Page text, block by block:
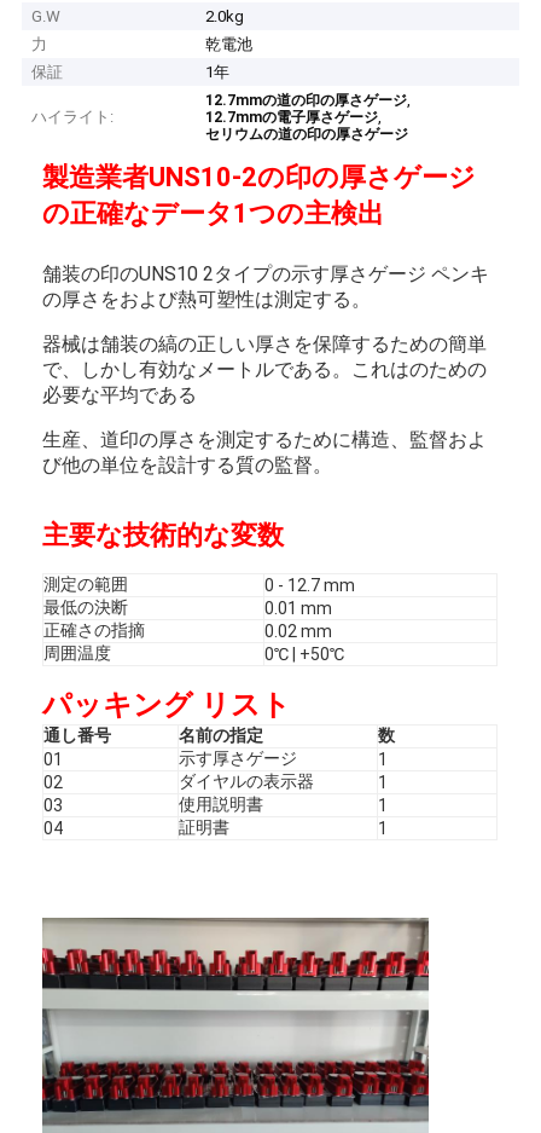
G.W
2.0kg
力
乾電池
保証
1年
ハイライト:
12.7mmの道の印の厚さゲージ,
12.7mmの電子厚さゲージ,
セリウムの道の印の厚さゲージ
製造業者UNS10-2の印の厚さゲージ
の正確なデータ1つの主検出
舗装の印のUNS10 2タイプの示す厚さゲージ ペンキ
の厚さをおよび熱可塑性は測定する。
器械は舗装の縞の正しい厚さを保障するための簡単
で、しかし有効なメートルである。これはのための
必要な平均である
生産、道印の厚さを測定するために構造、監督およ
び他の単位を設計する質の監督。
主要な技術的な変数
測定の範囲
0 - 12.7 mm
最低の決断
0.01 mm
正確さの指摘
0.02 mm
周囲温度
0℃ | +50℃
パッキング リスト
通し番号 名前の指定
数
01
示す厚さゲージ
1
02
ダイヤルの表示器
1
03
使用説明書
1
04
証明書 1